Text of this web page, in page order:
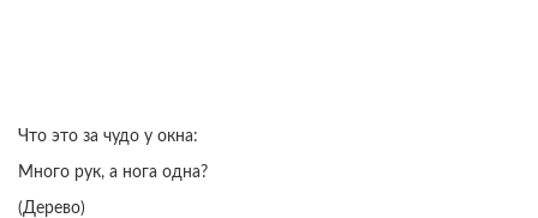
Что это за чудо у окна:
Много рук, а нога одна?
(Дерево)